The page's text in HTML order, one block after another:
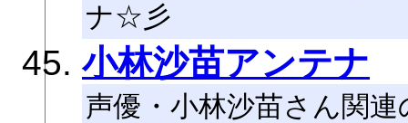
ナ☆彡
小林沙苗アンテナ
声優・小林沙苗さん関